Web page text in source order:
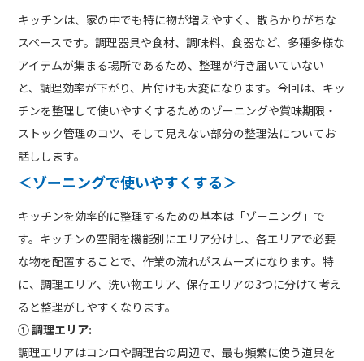
キッチンは、家の中でも特に物が増えやすく、散らかりがちな
スペースです。調理器具や食材、調味料、食器など、多種多様な
アイテムが集まる場所であるため、整理が行き届いていない
と、調理効率が下がり、片付けも大変になります。今回は、キッ
チンを整理して使いやすくするためのゾーニングや賞味期限・
ストック管理のコツ、そして見えない部分の整理法についてお
話しします。
＜ゾーニングで使いやすくする＞
キッチンを効率的に整理するための基本は「ゾーニング」で
す。キッチンの空間を機能別にエリア分けし、各エリアで必要
な物を配置することで、作業の流れがスムーズになります。特
に、調理エリア、洗い物エリア、保存エリアの3つに分けて考え
ると整理がしやすくなります。
① 調理エリア:
調理エリアはコンロや調理台の周辺で、最も頻繁に使う道具を